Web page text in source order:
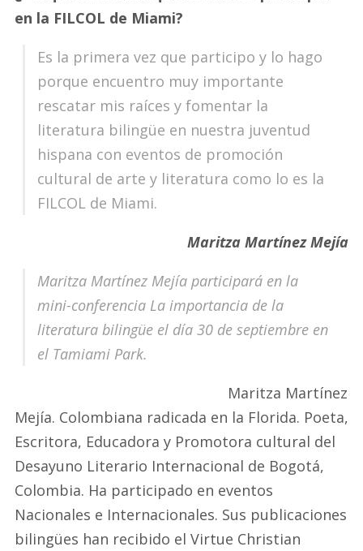
en la FILCOL de Miami?
Es la primera vez que participo y lo hago
porque encuentro muy importante
rescatar mis raíces y fomentar la
literatura bilingüe en nuestra juventud
hispana con eventos de promoción
cultural de arte y literatura como lo es la
FILCOL de Miami.
Maritza Martínez Mejía
Maritza Martínez Mejía participará en la
mini-conferencia La importancia de la
literatura bilingüe el día 30 de septiembre en
el Tamiami Park.
Maritza Martínez
Mejía. Colombiana radicada en la Florida. Poeta,
Escritora, Educadora y Promotora cultural del
Desayuno Literario Internacional de Bogotá,
Colombia. Ha participado en eventos
Nacionales e Internacionales. Sus publicaciones
bilingües han recibido el Virtue Christian